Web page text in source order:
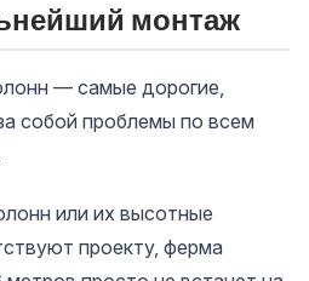
монтаж
— самые дорогие,
собой проблемы по всем
или их высотные
проекту, ферма